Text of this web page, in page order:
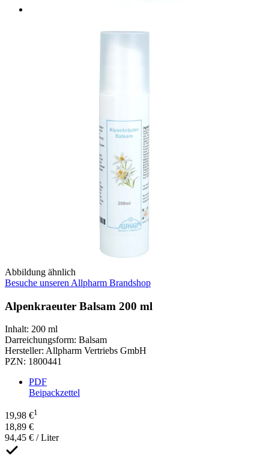
Abbildung ähnlich
Besuche unseren Allpharm Brandshop
Alpenkraeuter Balsam 200 ml
Inhalt: 200 ml
Darreichungsform: Balsam
Hersteller: Allpharm Vertriebs GmbH
PZN: 1800441
PDF
Beipackzettel
19,98 €1
18,89 €
94,45 € / Liter